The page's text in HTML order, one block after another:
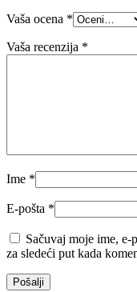
Vaša ocena *
Vaša recenzija *
Ime *
E-pošta *
Sačuvaj moje ime, e-
za sledeći put kada